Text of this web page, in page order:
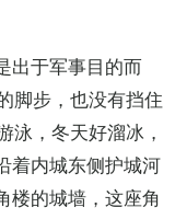
出于军事目的而
脚步，也没有挡住
泳，冬天好溜冰，
着内城东侧护城河
楼的城墙，这座角